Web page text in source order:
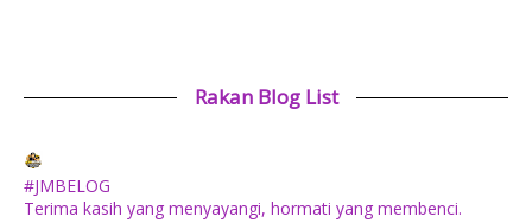
Rakan Blog List
#JMBELOG
Terima kasih yang menyayangi, hormati yang membenci.